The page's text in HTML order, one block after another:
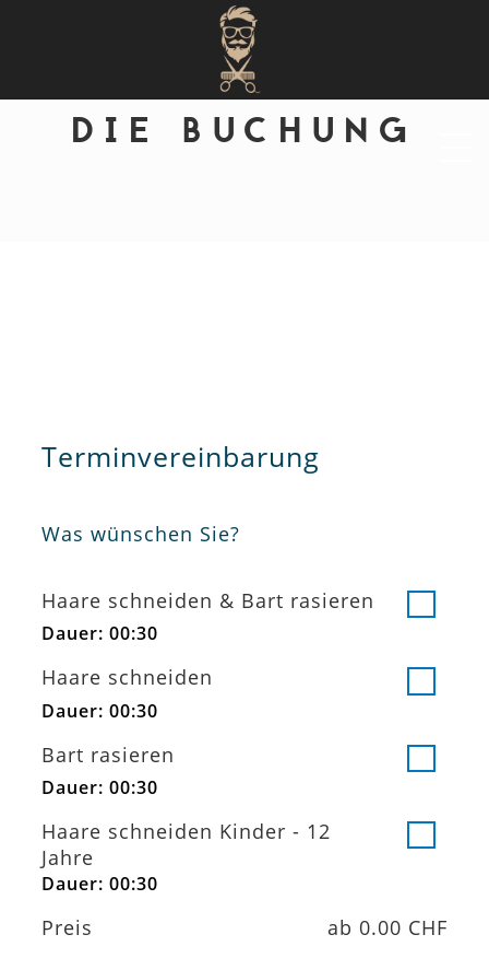
DIE BUCHUNG
Terminvereinbarung
Was wünschen Sie?
Haare schneiden & Bart rasieren
Dauer: 00:30
Haare schneiden
Dauer: 00:30
Bart rasieren
Dauer: 00:30
Haare schneiden Kinder - 12
Jahre
Dauer: 00:30
Preis 0.00 CHF